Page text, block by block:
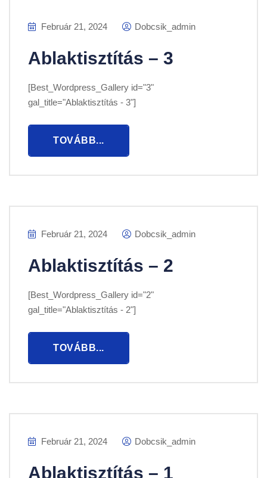
Február 21, 2024 Dobcsik_admin
Ablaktisztítás – 3
[Best_Wordpress_Gallery id="3"
gal_title="Ablaktisztítás - 3"]
TOVÁBB...
Február 21, 2024 Dobcsik_admin
Ablaktisztítás – 2
[Best_Wordpress_Gallery id="2"
gal_title="Ablaktisztítás - 2"]
TOVÁBB...
Február 21, 2024 Dobcsik_admin
Ablaktisztítás – 1